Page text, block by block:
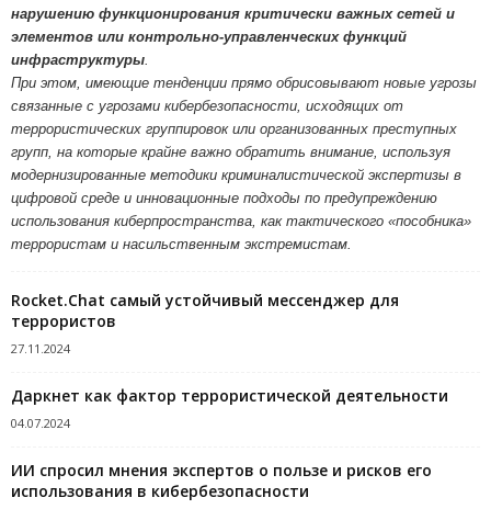
нарушению функционирования критически важных сетей и
элементов или контрольно-управленческих функций
инфраструктуры.
При этом, имеющие тенденции прямо обрисовывают новые угрозы
связанные с угрозами кибербезопасности, исходящих от
террористических группировок или организованных преступных
групп, на которые крайне важно обратить внимание, используя
модернизированные методики криминалистической экспертизы в
цифровой среде и инновационные подходы по предупреждению
использования киберпространства, как тактического «пособника»
террористам и насильственным экстремистам.
Rocket.Chat самый устойчивый мессенджер для
террористов
27.11.2024
Даркнет как фактор террористической деятельности
04.07.2024
ИИ спросил мнения экспертов о пользе и рисков его
использования в кибербезопасности